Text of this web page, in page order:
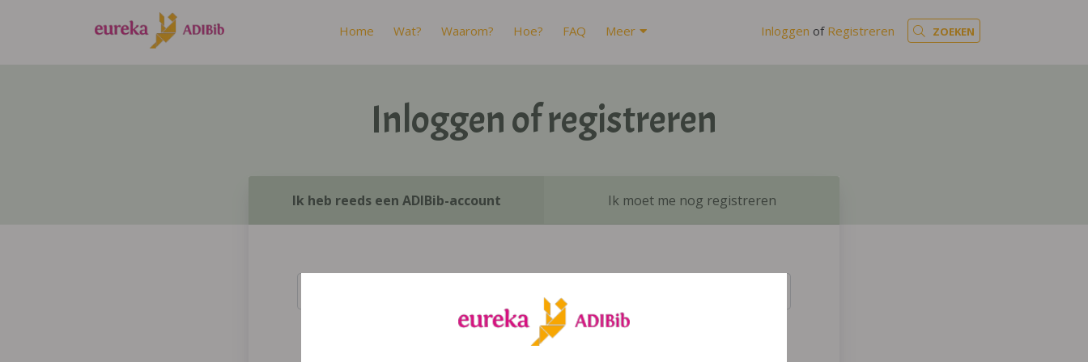
Home Wat? Waarom? Hoe? FAQ Meer Inloggen of Registreren ZOEKEN
Inloggen of registreren
Ik heb reeds een ADIBib-account Ik moet me nog registreren
Inloggen